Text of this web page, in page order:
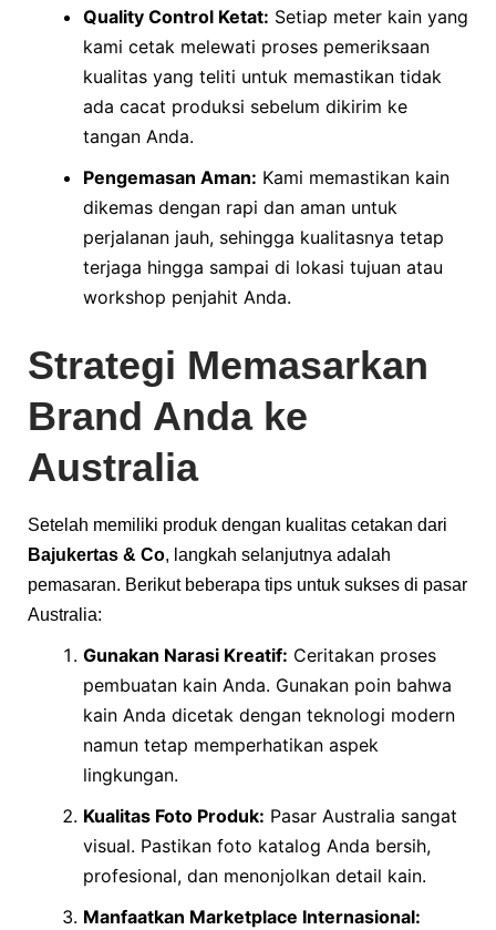
Quality Control Ketat: Setiap meter kain yang
kami cetak melewati proses pemeriksaan
kualitas yang teliti untuk memastikan tidak
ada cacat produksi sebelum dikirim ke
tangan Anda.
Pengemasan Aman: Kami memastikan kain
dikemas dengan rapi dan aman untuk
perjalanan jauh, sehingga kualitasnya tetap
terjaga hingga sampai di lokasi tujuan atau
workshop penjahit Anda.
Strategi Memasarkan
Brand Anda ke
Australia
Setelah memiliki produk dengan kualitas cetakan dari
Bajukertas & Co, langkah selanjutnya adalah
pemasaran. Berikut beberapa tips untuk sukses di pasar
Australia:
Gunakan Narasi Kreatif: Ceritakan proses
pembuatan kain Anda. Gunakan poin bahwa
kain Anda dicetak dengan teknologi modern
namun tetap memperhatikan aspek
lingkungan.
Kualitas Foto Produk: Pasar Australia sangat
visual. Pastikan foto katalog Anda bersih,
profesional, dan menonjolkan detail kain.
Manfaatkan Marketplace Internasional: